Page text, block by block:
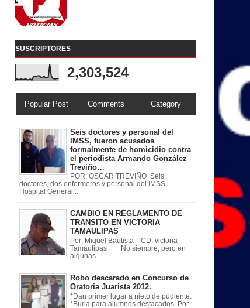
SUSCRIPTORES
2,303,524
Popular Post Comments Category
Seis doctores y personal del
IMSS, fueron acusados
formalmente de homicidio contra
el periodista Armando González
Treviño…
POR: OSCAR TREVIÑO Seis
doctores, dos enfermeros y personal del IMSS,
Hospital General ...
CAMBIO EN REGLAMENTO DE
TRANSITO EN VICTORIA
TAMAULIPAS
Por: Miguel Bautista CD. victoria
Tamaulipas No siempre, pero en
algunas ...
Robo descarado en Concurso de
Oratoria Juarista 2012.
*Dan primer lugar a nieto de pudiente.
*Burla para alumnos destacados. Por